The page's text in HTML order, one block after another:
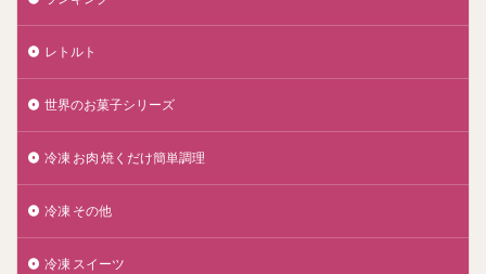
レトルト
世界のお菓子シリーズ
冷凍 お肉 焼くだけ簡単調理
冷凍 その他
冷凍 スイーツ